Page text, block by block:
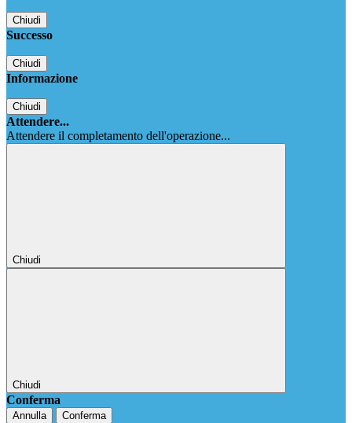
Chiudi
Successo
Chiudi
Informazione
Chiudi
Attendere...
Attendere il completamento dell'operazione...
Chiudi
Chiudi
Conferma
Annulla Conferma